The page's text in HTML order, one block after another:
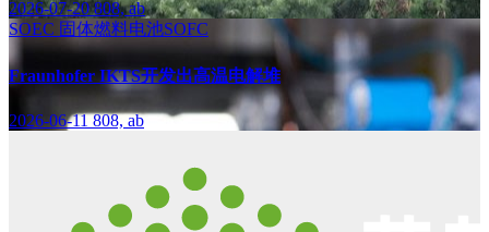
2026-07-20808, ab
SOEC 固体燃料电池SOFC
Fraunhofer IKTS开发出高温电解堆
2026-06-11808, ab